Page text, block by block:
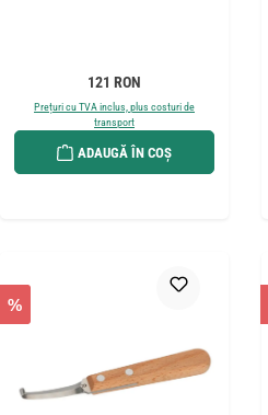
Preț obișnuit:
121 RON
Prețuri cu TVA inclus, plus costuri de
transport
ADAUGĂ ÎN COȘ
%